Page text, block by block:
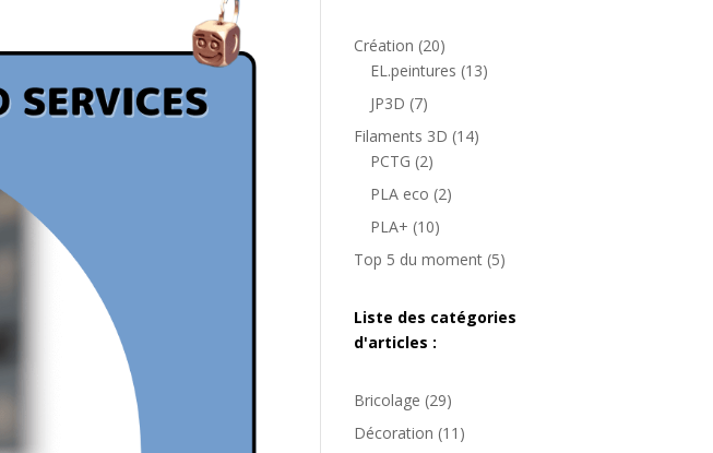
Création 2020
produits
EL.peintures 1313
JP3D 77
produits
Filaments 3D 1414
PCTG 22
produits
PLA eco 22
PLA+ 1010
produits
Top 5 du moment 55
Liste des catégories
d'articles :
Bricolage (29)
Décoration (11)